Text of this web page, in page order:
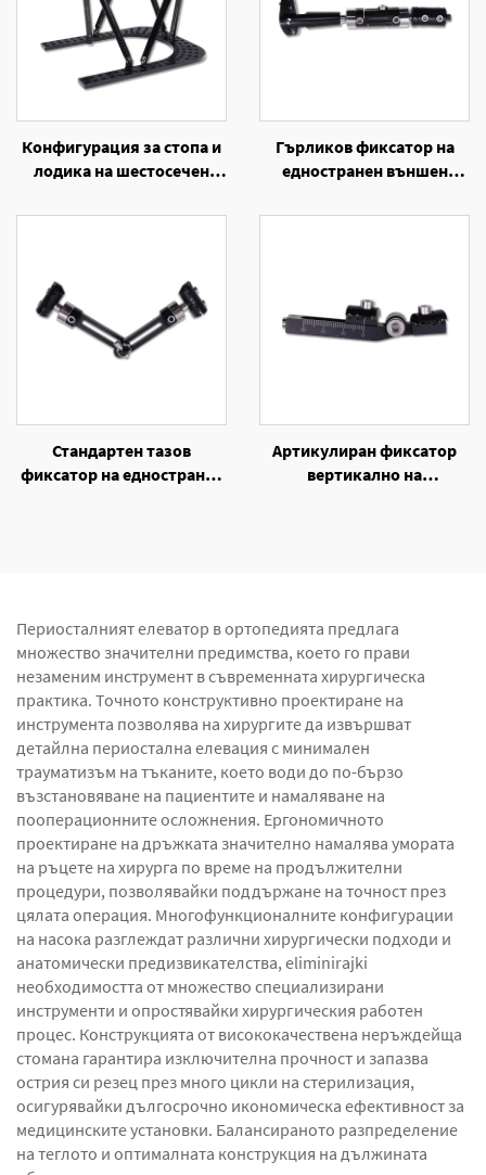
Конфигурация за стопа и
лодика на шестосечен
Гърликов фиксатор на
едностранен външен
Стандартен тазов
фиксатор на едностранен
Артикулиран фиксатор
вертикално на
Периосталният елеватор в ортопедията предлага
множество значителни предимства, което го прави
незаменим инструмент в съвременната хирургическа
практика. Точното конструктивно проектиране на
инструмента позволява на хирургите да извършват
детайлна периостална елевация с минимален
трауматизъм на тъканите, което води до по-бързо
възстановяване на пациентите и намаляване на
пооперационните осложнения. Ергономичното
проектиране на дръжката значително намалява умората
на ръцете на хирурга по време на продължителни
процедури, позволявайки поддържане на точност през
цялата операция. Многофункционалните конфигурации
на насока разглеждат различни хирургически подходи и
анатомически предизвикателства, eliminirajki
необходимостта от множество специализирани
инструменти и опростявайки хирургическия работен
процес. Конструкцията от висококачествена неръждейща
стомана гарантира изключителна прочност и запазва
острия си резец през много цикли на стерилизация,
осигурявайки дългосрочно икономическа ефективност за
медицинските установки. Балансираното разпределение
на теглото и оптималната конструкция на дължината